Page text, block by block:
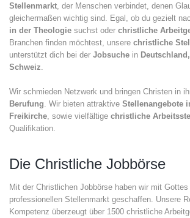
Stellenmarkt , der Menschen verbindet, denen
gleichermaßen wichtig sind. Egal, ob du gezielt
in der Theologie suchst oder christliche
Branchen finden möchtest, unsere christliche
unterstützt dich bei der Jobsuche in
Schweiz
Wir schmieden Netzwerk und bringen Christen in
Berufung . Wir bieten attraktive Stellenangebote
Freikirche , sowie vielfältige christliche
Qualifikation.
Die Christliche Jobbörse
Mit der Christlichen Jobbörse haben wir mit
professionellen Stellenmarkt geschaffen. Unsere
Kompetenz überzeugt über 1500 christliche